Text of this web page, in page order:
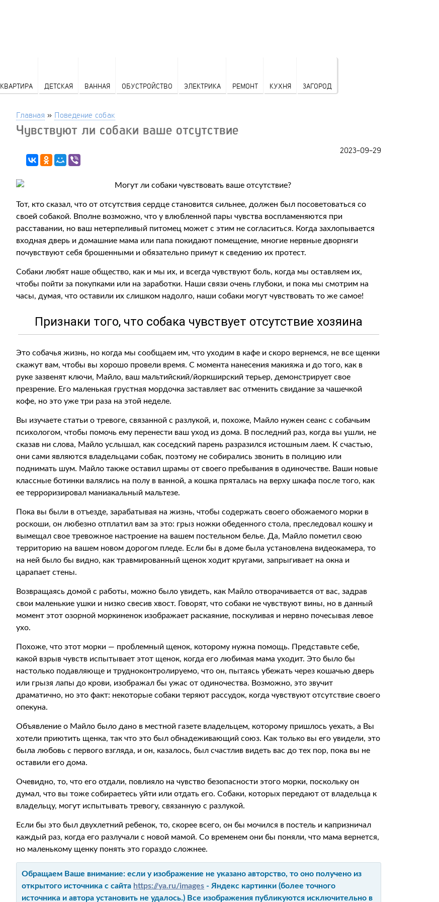
КВАРТИРА ДЕТСКАЯ ВАННАЯ ОБУСТРОЙСТВО ЭЛЕКТРИКА РЕМОНТ КУХНЯ ЗАГОРОД
Главная » Поведение собак
Чувствуют ли собаки ваше отсутствие
2023-09-29
Тот, кто сказал, что от отсутствия сердце становится сильнее, должен был посоветоваться со
своей собакой. Вполне возможно, что у влюбленной пары чувства воспламеняются при
расставании, но ваш нетерпеливый питомец может с этим не согласиться. Когда захлопывается
входная дверь и домашние мама или папа покидают помещение, многие нервные дворняги
почувствуют себя брошенными и обязательно примут к сведению их протест.
Собаки любят наше общество, как и мы их, и всегда чувствуют боль, когда мы оставляем их,
чтобы пойти за покупками или на заработки. Наши связи очень глубоки, и пока мы смотрим на
часы, думая, что оставили их слишком надолго, наши собаки могут чувствовать то же самое!
Признаки того, что собака чувствует отсутствие хозяина
Это собачья жизнь, но когда мы сообщаем им, что уходим в кафе и скоро вернемся, не все щенки
скажут вам, чтобы вы хорошо провели время. С момента нанесения макияжа и до того, как в
руке зазвенят ключи, Майло, ваш мальтийский/йоркширский терьер, демонстрирует свое
презрение. Его маленькая грустная мордочка заставляет вас отменить свидание за чашечкой
кофе, но это уже три раза на этой неделе.
Вы изучаете статьи о тревоге, связанной с разлукой, и, похоже, Майло нужен сеанс с собачьим
психологом, чтобы помочь ему перенести ваш уход из дома. В последний раз, когда вы ушли, не
сказав ни слова, Майло услышал, как соседский парень разразился истошным лаем. К счастью,
они сами являются владельцами собак, поэтому не собирались звонить в полицию или
поднимать шум. Майло также оставил шрамы от своего пребывания в одиночестве. Ваши новые
классные ботинки валялись на полу в ванной, а кошка пряталась на верху шкафа после того, как
ее терроризировал маниакальный мальтезе.
Пока вы были в отъезде, зарабатывая на жизнь, чтобы содержать своего обожаемого морки в
роскоши, он любезно отплатил вам за это: грыз ножки обеденного стола, преследовал кошку и
вымещал свое тревожное настроение на вашем постельном белье. Да, Майло пометил свою
территорию на вашем новом дорогом пледе. Если бы в доме была установлена видеокамера, то
на ней было бы видно, как травмированный щенок ходит кругами, запрыгивает на окна и
царапает стены.
Возвращаясь домой с работы, можно было увидеть, как Майло отворачивается от вас, задрав
свои маленькие ушки и низко свесив хвост. Говорят, что собаки не чувствуют вины, но в данный
момент этот озорной моркиненок изображает раскаяние, поскуливая и нервно почесывая левое
ухо.
Похоже, что этот морки — проблемный щенок, которому нужна помощь. Представьте себе,
какой взрыв чувств испытывает этот щенок, когда его любимая мама уходит. Это было бы
настолько подавляюще и трудноконтролируемо, что он, пытаясь убежать через кошачью дверь
или грызя лапы до крови, изображал бы ужас от одиночества. Возможно, это звучит
драматично, но это факт: некоторые собаки теряют рассудок, когда чувствуют отсутствие своего
опекуна.
Объявление о Майло было дано в местной газете владельцем, которому пришлось уехать, а Вы
хотели приютить щенка, так что это был обнадеживающий союз. Как только вы его увидели, это
была любовь с первого взгляда, и он, казалось, был счастлив видеть вас до тех пор, пока вы не
оставили его дома.
Очевидно, то, что его отдали, повлияло на чувство безопасности этого морки, поскольку он
думал, что вы тоже собираетесь уйти или отдать его. Собаки, которых передают от владельца к
владельцу, могут испытывать тревогу, связанную с разлукой.
Если бы это был двухлетний ребенок, то, скорее всего, он бы мочился в постель и капризничал
каждый раз, когда его разлучали с новой мамой. Со временем они бы поняли, что мама вернется,
но маленькому щенку понять это гораздо сложнее.
Обращаем Ваше внимание: если у изображение не указано авторство, то оно получено из
открытого источника с сайта https://ya.ru/images - Яндекс картинки (более точного
источника и автора установить не удалось.) Все изображения публикуются исключительно в